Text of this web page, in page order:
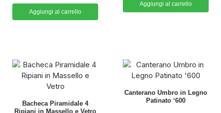
Aggiungi al carrello
Aggiungi al carrello
Bacheca Piramidale 4
Ripiani in Massello e Vetro
Canterano Umbro in Legno
Patinato ‘600